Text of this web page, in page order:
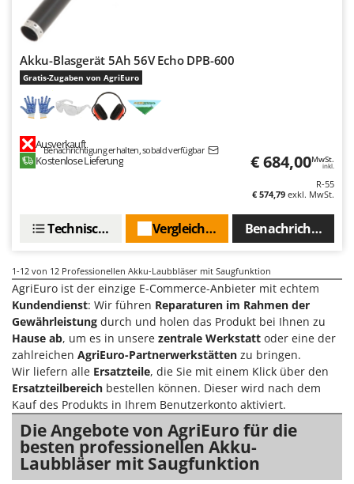
Spiralmac
Spring Protezione
Spyro
Stanley
Stiga
Sunseeker
TecnoGen
Tellarini Pompe
Telwin
Tenco
Tineco
Titania
Tornado
Tre Spade
Trev - Abrek - TecnoVIR
Trotec
Troy-Bilt
Akku-Blasgerät 5Ah 56V Echo DPB-600
Gratis-Zugaben von AgriEuro
Ausverkauft
Benachrichtigung erhalten, sobald verfügbar
Kostenlose Lieferung € 684,00MwSt.
inkl.
R-55
€ 574,79 exkl. MwSt.
Benachrichtigen
Vergleichen Sie
Technische Daten
1-12 von 12 Professionellen Akku-Laubbläser mit Saugfunktion
AgriEuro ist der einzige E-Commerce-Anbieter mit echtem
Kundendienst: Wir führen Reparaturen im Rahmen der
Gewährleistung durch und holen das Produkt bei Ihnen zu
Hause ab, um es in unsere zentrale Werkstatt oder eine der
zahlreichen AgriEuro-Partnerwerkstätten zu bringen.
Wir liefern alle Ersatzteile, die Sie mit einem Klick über den
Ersatzteilbereich bestellen können. Dieser wird nach dem
Kauf des Produkts in Ihrem Benutzerkonto aktiviert.
Die Angebote von AgriEuro für die
besten professionellen Akku-
Laubbläser mit Saugfunktion